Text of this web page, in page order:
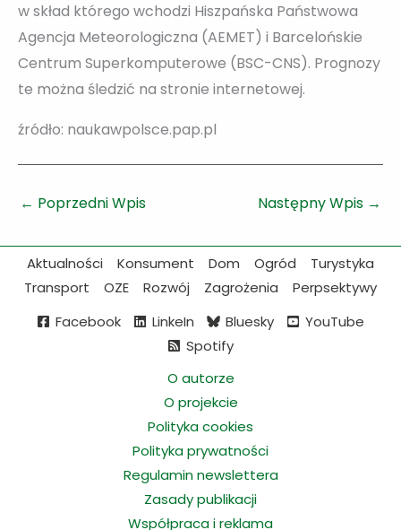
w skład którego wchodzi Hiszpańska Państwowa
Agencja Meteorologiczna (AEMET) i Barcelońskie
Centrum Superkomputerowe (BSC-CNS). Prognozy
te można śledzić na stronie internetowej.
źródło: naukawpolsce.pap.pl
← Poprzedni Wpis Następny Wpis →
Aktualności Konsument Dom Ogród
Turystyka
Transport
OZE Rozwój Zagrożenia
Perpsektywy
Facebook
LinkeIn Bluesky
YouTube
Spotify
O autorze
O projekcie
Polityka cookies
Polityka prywatności
Regulamin newslettera
Zasady publikacji
Współpraca i reklama